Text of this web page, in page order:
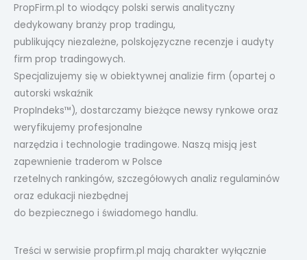
PropFirm.pl to wiodący polski serwis analityczny
dedykowany branży prop tradingu,
publikujący niezależne, polskojęzyczne recenzje i audyty
firm prop tradingowych.
Specjalizujemy się w obiektywnej analizie firm (opartej o
autorski wskaźnik
PropIndeks™), dostarczamy bieżące newsy rynkowe oraz
weryfikujemy profesjonalne
narzędzia i technologie tradingowe. Naszą misją jest
zapewnienie traderom w Polsce
rzetelnych rankingów, szczegółowych analiz regulaminów
oraz edukacji niezbędnej
do bezpiecznego i świadomego handlu.
Treści w serwisie propfirm.pl mają charakter wyłącznie